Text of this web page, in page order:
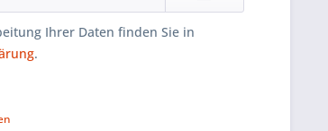
Ihrer Daten finden Sie in
.